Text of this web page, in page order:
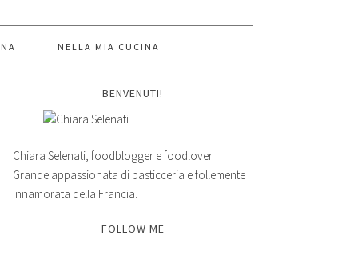
NELLA MIA CUCINA
BENVENUTI!
Chiara Selenati, foodblogger e foodlover.
Grande appassionata di pasticceria e follemente
innamorata della Francia.
FOLLOW ME